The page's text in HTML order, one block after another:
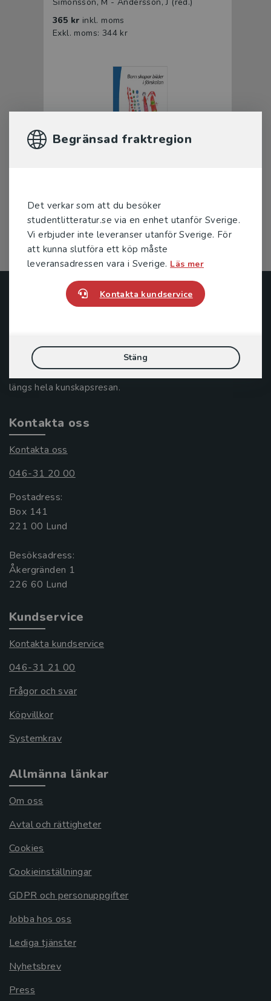
Begränsad fraktregion
Det verkar som att du besöker
studentlitteratur.se via en enhet utanför Sverige.
Vi erbjuder inte leveranser utanför Sverige. För
att kunna slutföra ett köp måste
leveransadressen vara i Sverige. Läs mer
Kontakta kundservice
Stäng
Simonsson, M - Andersson, J (red.)
365 kr inkl. moms
Exkl. moms: 344 kr
331 krinkl. moms
Exkl. moms: 312 kr
Studentlitteratur
ledande utbildningsförlag. Med läromedel, kurslitteratur,
facklitteratur, utbildningar och digitala
informationstjänster i utbudet, finns Studentlitteratur med
längs hela kunskapsresan.
Kontakta oss
Kontakta oss
046-31 20 00
Postadress:
Box 141
221 00 Lund
Besöksadress:
Åkergränden 1
Kundservice
Kontakta kundservice
046-31 21 00
Frågor och svar
Köpvillkor
Systemkrav
Allmänna länkar
Om oss
Avtal och rättigheter
Cookies
Cookieinställningar
GDPR och personuppgifter
Jobba hos oss
Lediga tjänster
Nyhetsbrev
Press